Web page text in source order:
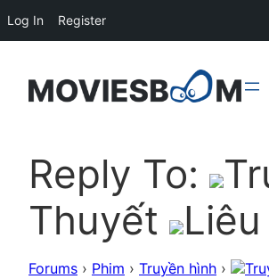
Reply To:
Thuyết
Forums › Phim › Truyền hình ›
Log In Register